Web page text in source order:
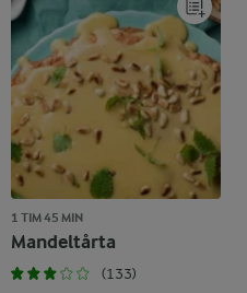
1 TIM 45 MIN
Mandeltårta
(133)